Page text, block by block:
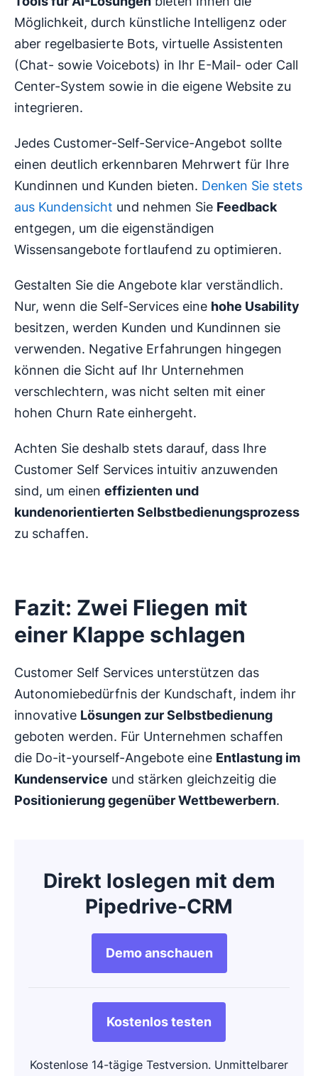
Möglichkeit, durch künstliche Intelligenz oder
aber regelbasierte Bots, virtuelle Assistenten
(Chat- sowie Voicebots) in Ihr E-Mail- oder Call
Center-System sowie in die eigene Website zu
integrieren.
Jedes Customer-Self-Service-Angebot sollte
einen deutlich erkennbaren Mehrwert für Ihre
Kundinnen und Kunden bieten. Denken Sie stets
aus Kundensicht und nehmen Sie Feedback
entgegen, um die eigenständigen
Wissensangebote fortlaufend zu optimieren.
Gestalten Sie die Angebote klar verständlich.
Nur, wenn die Self-Services eine hohe Usability
besitzen, werden Kunden und Kundinnen sie
verwenden. Negative Erfahrungen hingegen
können die Sicht auf Ihr Unternehmen
verschlechtern, was nicht selten mit einer
hohen Churn Rate einhergeht.
Achten Sie deshalb stets darauf, dass Ihre
Customer Self Services intuitiv anzuwenden
sind, um einen effizienten und
kundenorientierten Selbstbedienungsprozess
zu schaffen.
Fazit: Zwei Fliegen mit
einer Klappe schlagen
Customer Self Services unterstützen das
Autonomiebedürfnis der Kundschaft, indem ihr
innovative Lösungen zur Selbstbedienung
geboten werden. Für Unternehmen schaffen
die Do-it-yourself-Angebote eine Entlastung im
Kundenservice und stärken gleichzeitig die
Positionierung gegenüber Wettbewerbern.
Direkt loslegen mit dem
Pipedrive-CRM
Kostenlos testen
Demo anschauen
Kostenlose 14-tägige Testversion. Unmittelbarer